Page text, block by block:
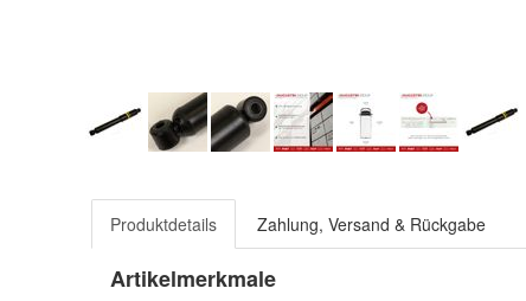
Produktdetails Zahlung, Versand & Rückgabe
Artikelmerkmale